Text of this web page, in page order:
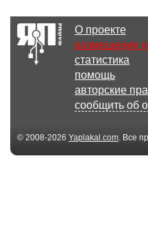
О проекте
размещение
статистика
помощь
авторские
сообщить об
© 2008-2026 Yaplakal.com. Все